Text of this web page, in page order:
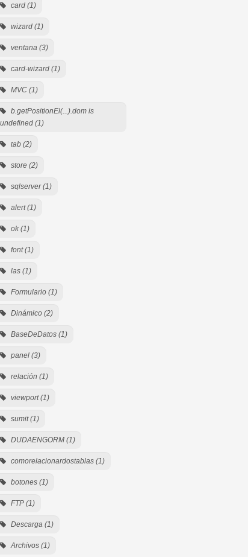
card (1)
wizard (1)
ventana (3)
card-wizard (1)
MVC (1)
b.getPositionEl(...).dom is
undefined (1)
tab (2)
store (2)
sqlserver (1)
alert (1)
ok (1)
font (1)
las (1)
Formulario (1)
Dinámico (2)
BaseDeDatos (1)
panel (3)
relación (1)
viewport (1)
sumit (1)
DUDAENGORM (1)
comorelacionardostablas (1)
botones (1)
FTP (1)
Descarga (1)
Archivos (1)